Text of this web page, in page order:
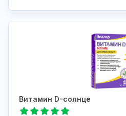
Витамин D-солнце